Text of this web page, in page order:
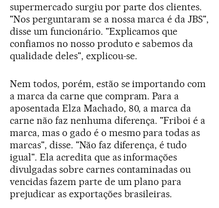
supermercado surgiu por parte dos clientes.
"Nos perguntaram se a nossa marca é da JBS",
disse um funcionário. "Explicamos que
confiamos no nosso produto e sabemos da
qualidade deles", explicou-se.
Nem todos, porém, estão se importando com
a marca da carne que compram. Para a
aposentada Elza Machado, 80, a marca da
carne não faz nenhuma diferença. "Friboi é a
marca, mas o gado é o mesmo para todas as
marcas", disse. "Não faz diferença, é tudo
igual". Ela acredita que as informações
divulgadas sobre carnes contaminadas ou
vencidas fazem parte de um plano para
prejudicar as exportações brasileiras.